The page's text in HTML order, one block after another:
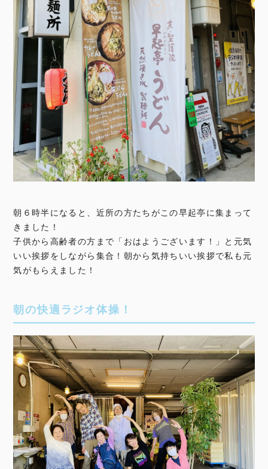
朝６時半になると、近所の方たちがこの早起亭に集まって
きました！
子供から高齢者の方まで「おはようございます！」と元気
いい挨拶をしながら集合！朝から気持ちいい挨拶で私も元
気がもらえました！
朝の快適ラジオ体操！